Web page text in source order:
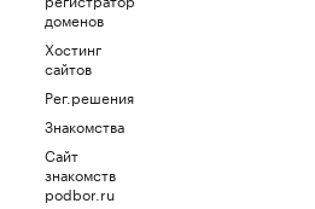
доменов
Хостинг
сайтов
Рег.решения
Знакомства
Сайт
знакомств
podbor.ru